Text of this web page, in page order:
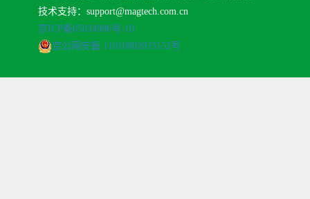
技术支持：support@magtech.com.cn
京ICP备05034986号-10
京公网安备 11010802035152号